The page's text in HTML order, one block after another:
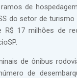
de
do setor de
17 milhões de
de ônibus
de